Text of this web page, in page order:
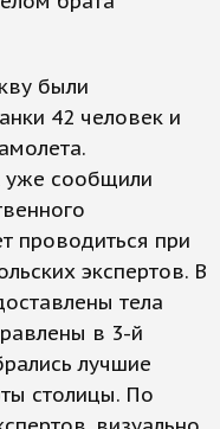
были
42 человек и
уже сообщили
проводиться при
экспертов. В
тела
в 3-й
лучшие
столицы. По